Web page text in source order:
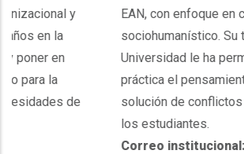
EAN, con enfoque en comunicación
sociohumanístico. Su trayectoria de
Universidad le ha permitido
práctica el pensamiento analítico y
solución de conflictos y apoyo a
los estudiantes.
Correo institucional: